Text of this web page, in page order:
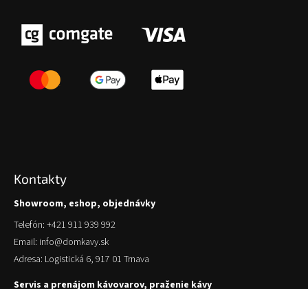
Kontakty
Showroom, eshop, objednávky
Telefón: +421 911 939 992
Email: info@domkavy.sk
Adresa: Logistická 6, 917 01 Trnava
Servis a prenájom kávovarov, praženie kávy